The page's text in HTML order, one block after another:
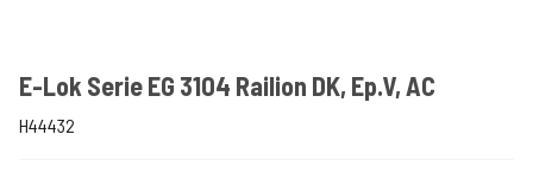
E-Lok Serie EG 3104 Railion DK, Ep.V, AC
H44432